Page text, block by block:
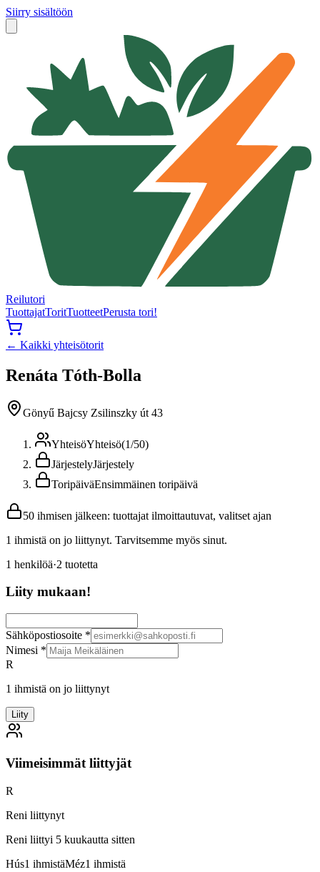
Siirry sisältöön
Reilutori
TuottajatToritTuotteetPerusta tori!
← Kaikki yhteisötorit
Renáta Tóth-Bolla
Gönyű Bajcsy Zsilinszky út 43
YhteisöYhteisö(1/50)
JärjestelyJärjestely
ToripäiväEnsimmäinen toripäivä
50 ihmisen jälkeen: tuottajat ilmoittautuvat, valitset ajan
1 ihmistä on jo liittynyt. Tarvitsemme myös sinut.
1 henkilöä·2 tuotetta
Liity mukaan!
Sähköpostiosoite *
Nimesi *
R
1 ihmistä on jo liittynyt
Liity
Viimeisimmät liittyjät
R
Reni liittynyt
Reni liittyi 5 kuukautta sitten
Hús1 ihmistäMéz1 ihmistä